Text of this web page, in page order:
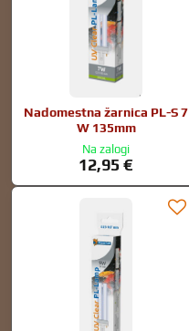
Nadomestna žarnica PL-S 7
W 135mm
Na zalogi
12,95 €